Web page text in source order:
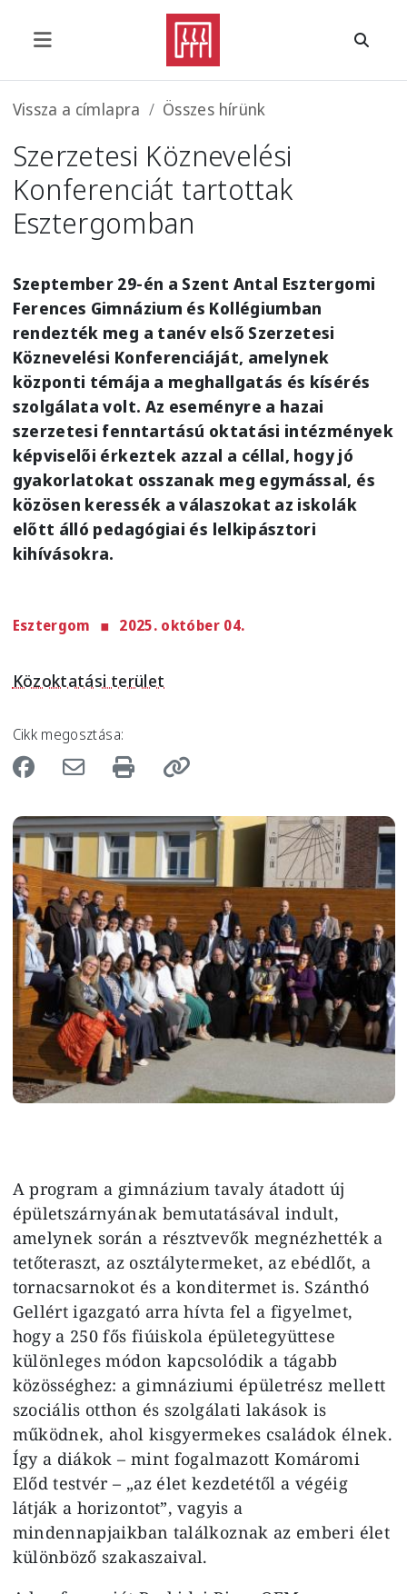
Morzsa
Vissza a címlapra Összes hírünk
Szerzetesi Köznevelési
Konferenciát tartottak
Esztergomban
Szeptember 29-én a Szent Antal Esztergomi
Ferences Gimnázium és Kollégiumban
rendezték meg a tanév első Szerzetesi
Köznevelési Konferenciáját, amelynek
központi témája a meghallgatás és kísérés
szolgálata volt. Az eseményre a hazai
szerzetesi fenntartású oktatási intézmények
képviselői érkeztek azzal a céllal, hogy jó
gyakorlatokat osszanak meg egymással, és
közösen keressék a válaszokat az iskolák
előtt álló pedagógiai és lelkipásztori
kihívásokra.
Esztergom 2025. október 04.
Közoktatási terület
Cikk megosztása:
Image
A program a gimnázium tavaly átadott új
épületszárnyának bemutatásával indult,
amelynek során a résztvevők megnézhették a
tetőteraszt, az osztálytermeket, az ebédlőt, a
tornacsarnokot és a konditermet is. Szánthó
Gellért igazgató arra hívta fel a figyelmet,
hogy a 250 fős fiúiskola épületegyüttese
különleges módon kapcsolódik a tágabb
közösséghez: a gimnáziumi épületrész mellett
szociális otthon és szolgálati lakások is
működnek, ahol kisgyermekes családok élnek.
Így a diákok – mint fogalmazott Komáromi
Előd testvér – „az élet kezdetétől a végéig
látják a horizontot”, vagyis a
mindennapjaikban találkoznak az emberi élet
különböző szakaszaival.